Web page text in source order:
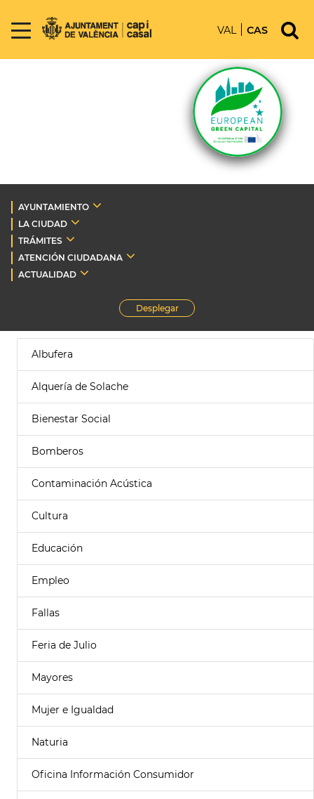
VAL CAS
AYUNTAMIENTO
LA CIUDAD
TRÁMITES
ATENCIÓN CIUDADANA
ACTUALIDAD
Desplegar
Albufera
Alquería de Solache
Bienestar Social
Bomberos
Contaminación Acústica
Cultura
Educación
Empleo
Fallas
Feria de Julio
Mayores
Mujer e Igualdad
Naturia
Oficina Información Consumidor